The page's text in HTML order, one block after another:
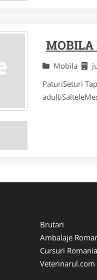
MOBILA
Mobila
PaturiSeturi
Brutari
Ambalaje
Cursuri Romania
Veterinarul.com